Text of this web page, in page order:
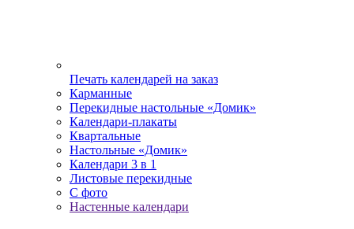
Печать календарей на заказ
Карманные
Перекидные настольные «Домик»
Календари-плакаты
Квартальные
Настольные «Домик»
Календари 3 в 1
Листовые перекидные
С фото
Настенные календари